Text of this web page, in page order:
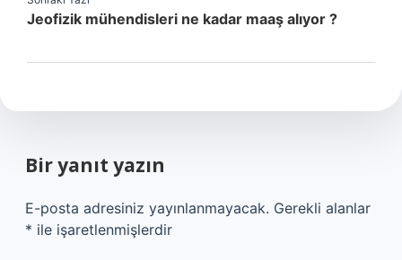
Jeofizik mühendisleri ne kadar maaş alıyor ?
Bir yanıt yazın
E-posta adresiniz yayınlanmayacak. Gerekli alanlar
* ile işaretlenmişlerdir